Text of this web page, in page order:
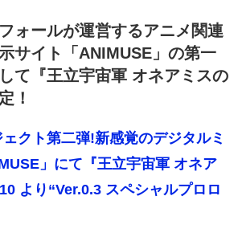
ォールが運営するアニメ関連
サイト「ANIMUSE」の第一
て『王立宇宙軍 オネアミスの
！
クト第二弾!新感覚のデジタルミ
」にて『王立宇宙軍 オネア
より“Ver.0.3 スペシャルプロロ